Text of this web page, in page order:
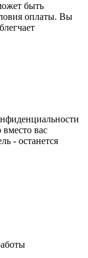
быть
оплаты. Вы
вас
- останется